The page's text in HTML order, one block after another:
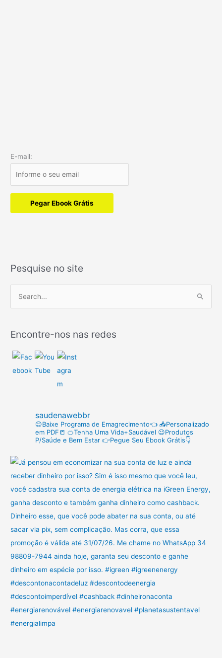
E-mail:
Pegar Ebook Grátis
Pesquise no site
q
u
:
Encontre-nos nas redes
saudenawebbr
😊Baixe Programa de Emagrecimento👈 📥Personalizado
em PDF📒 🍊Tenha Uma Vida+Saudável 😉Produtos
P/Saúde e Bem Estar 👉Pegue Seu Ebook Grátis👇